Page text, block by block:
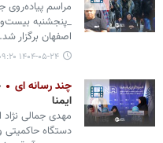
مراسم پیاده‌روی
_پنجشنبه
اصفهان برگزار شد.
۱۴۰۴-۰۵-۲۴ ۰۹:۲۰
چند رسانه ای
ایمنا
مهدی جمالی
دستگاه